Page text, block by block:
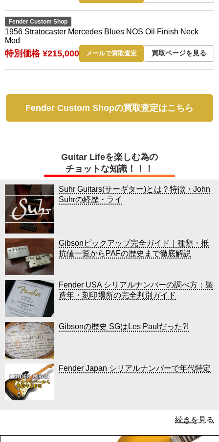
Fender Custom Shop
1956 Stratocaster Mercedes Blues NOS Oil Finish Neck
Mod
特別価格 ¥215,000 メールで買取査定 買取ページを見る
Fender Custom Shopの買取査定はこちら
Guitar Lifeを楽しむ為の
チョットな知識！！！
Suhr Guitars(サーギター)とは？特徴・John
Suhrの経歴・ライ
Gibsonピックアップ完全ガイド｜種類・抵
抗値一覧からPAFの歴史まで徹底解説
Fender USA シリアルナンバーの調べ方：製
造年・刻印場所の完全判別ガイド
Gibsonの歴史 SGはLes Paulだった?!
Fender Japan シリアルナンバーで年代特定
続きを見る